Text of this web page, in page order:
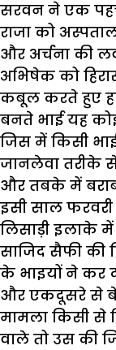
सरवन ने एक
राजा को
और अर्चना की
अभिषेक को
कबूल करते हुए
बनते भाई यह
जिस में किसी
जानलेवा तरीके से
और तबके में
इसी साल
लिसाड़ी इलाके
साजिद सैफी की
के भाइयों ने कर
और एकदूसरे से
मामला किसी से
वाले तो उस की